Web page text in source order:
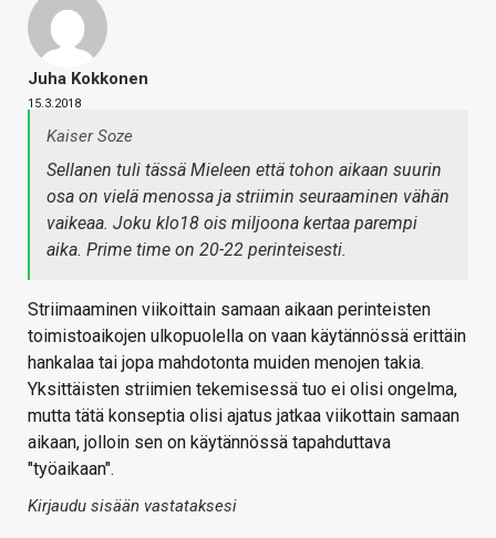
Juha Kokkonen
15.3.2018
Kaiser Soze
Sellanen tuli tässä Mieleen että tohon aikaan suurin
osa on vielä menossa ja striimin seuraaminen vähän
vaikeaa. Joku klo18 ois miljoona kertaa parempi
aika. Prime time on 20-22 perinteisesti.
Striimaaminen viikoittain samaan aikaan perinteisten
toimistoaikojen ulkopuolella on vaan käytännössä erittäin
hankalaa tai jopa mahdotonta muiden menojen takia.
Yksittäisten striimien tekemisessä tuo ei olisi ongelma,
mutta tätä konseptia olisi ajatus jatkaa viikottain samaan
aikaan, jolloin sen on käytännössä tapahduttava
"työaikaan".
Kirjaudu sisään vastataksesi